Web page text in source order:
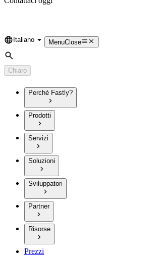
Language
Italiano MenuClose
Cerca
Chiaro
Perché Fastly?
Prodotti
Servizi
Soluzioni
Sviluppatori
Partner
Risorse
Prezzi